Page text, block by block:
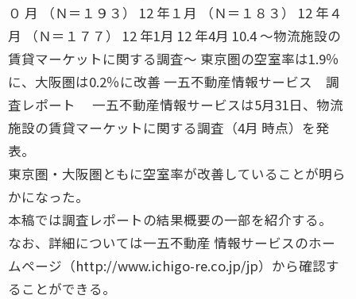
０ 月 （Ｎ＝１９３） 12 年１月 （Ｎ＝１８３） 12 年４
月 （Ｎ＝１７７） 12 年1月 12 年4月 10.4 〜物流施設の
賃貸マーケットに関する調査〜 東京圏の空室率は1.9％
に、大阪圏は0.2％に改善 一五不動産情報サービス 調
査レポート 一五不動産情報サービスは5月31日、物流
施設の賃貸マーケットに関する調査（4月 時点）を発
表。
東京圏・大阪圏ともに空室率が改善していることが明ら
かになった。
本稿では調査レポートの結果概要の一部を紹介する。
なお、詳細については一五不動産 情報サービスのホー
ムページ（http://www.ichigo-re.co.jp/jp）から確認す
ることができる。